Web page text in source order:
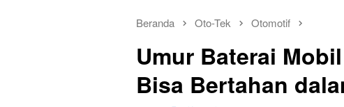
Beranda Oto-Tek Otomotif
Umur Baterai
Bisa Bertahan